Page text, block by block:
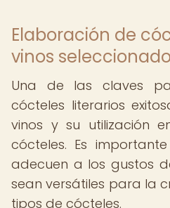
Elaboración de
vinos
Una de las claves
cócteles literarios
vinos y su utilización
cócteles. Es
adecuen a los gustos
sean versátiles para la
tipos de cócteles.